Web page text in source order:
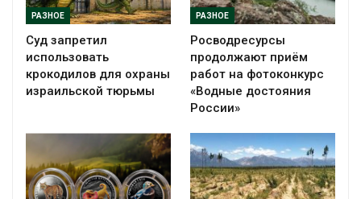
РАЗНОЕ
Суд запретил
использовать
крокодилов для охраны
израильской тюрьмы
РАЗНОЕ
Росводресурсы
продолжают приём
работ на фотоконкурс
«Водные достояния
России»